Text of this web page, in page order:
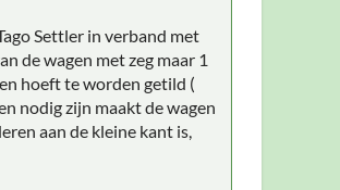
Settler in verband met
de wagen met zeg maar 1
hoeft te worden getild (
nodig zijn maakt de wagen
aan de kleine kant is,